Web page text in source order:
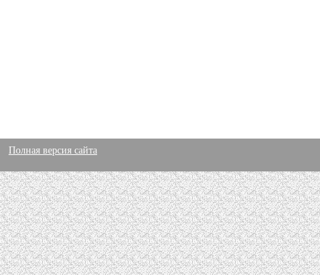
Полная версия сайта